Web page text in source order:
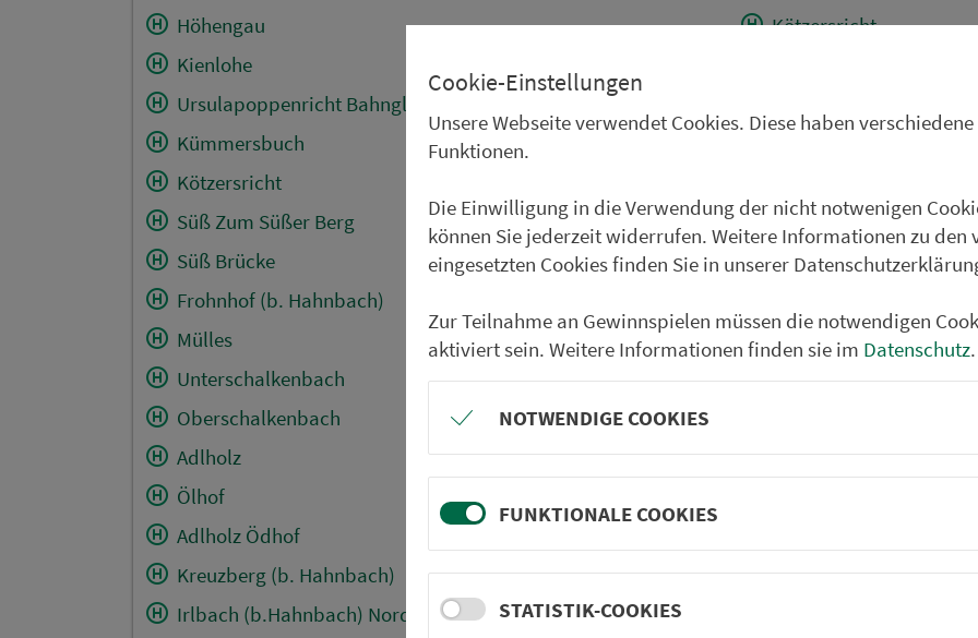
Höhengau
Kienlohe
Ursulapoppenricht Bahngleis
Kümmersbuch
Kötzersricht
Süß Zum Süßer Berg
Süß Brücke
Frohnhof (b. Hahnbach)
Mülles
Unterschalkenbach
Oberschalkenbach
Adlholz
Ölhof
Adlholz Ödhof
Kreuzberg (b. Hahnbach)
Irlbach (b.Hahnbach) Nord
Kötzersricht
Süß Wüstenauer Weg
Süß Brücke
Luppersricht
Kümmersbuch
Kainsricht
Atzmannsricht
Cookie-Einstellungen
Unsere Webseite verwendet Cookies. Diese haben verschiedene
Funktionen.
Die Einwilligung in die Verwendung der nicht notwenigen
können Sie jederzeit widerrufen. Weitere Informationen zu den
eingesetzten Cookies finden Sie in unserer
Zur Teilnahme an Gewinnspielen müssen die notwendigen
aktiviert sein. Weitere Informationen finden sie im Datenschutz.
NOTWENDIGE COOKIES
FUNKTIONALE COOKIES
STATISTIK-COOKIES